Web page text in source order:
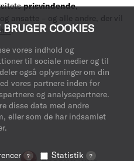
COOKIES
vores indhold og
til sociale medier og til
også oplysninger om din
vores partnere inden for
og analysepartnere.
disse data med andre
eller som de har indsamlet
? Statistik ?
prisvindende,
ansatte – og alle andre, der vil
.